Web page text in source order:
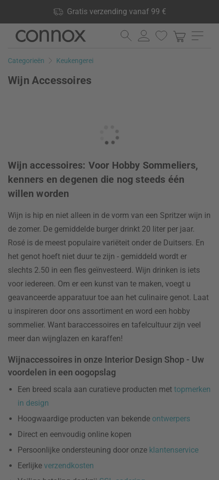
Gratis verzending vanaf 99 €
producten op voorraad, 60 dagen retourrecht
Ga
pagina-
Ga
zoeken
Categorieën Keukengerei
Wijn Accessoires
Wijn accessoires: Voor Hobby Sommeliers,
kenners en degenen die nog steeds één
willen worden
Wijn is hip en niet alleen in de vorm van een Spritzer wijn in
de zomer. De gemiddelde burger drinkt 20 liter per jaar.
Rosé is de meest populaire variëteit onder de Duitsers. En
het genot hoeft niet duur te zijn - gemiddeld wordt er
slechts 2.50 in een fles geïnvesteerd. Wijn drinken is iets
voor iedereen. Om er een kunst van te maken, voegt u
geavanceerde apparatuur toe aan het culinaire genot. Laat
u inspireren door ons assortiment en word een hobby
sommelier. Want baraccessoires en tafelcultuur zijn veel
meer dan wijnglazen en karaffen!
Wijnaccessoires in onze Interior Design Shop - Uw
voordelen in een oogopslag
Een breed scala aan curatieve producten met topmerken
in design
Hoogwaardige producten van bekende ontwerpers
Direct en eenvoudig online kopen
Persoonlijke ondersteuning door onze klantenservice
Eerlijke verzendkosten